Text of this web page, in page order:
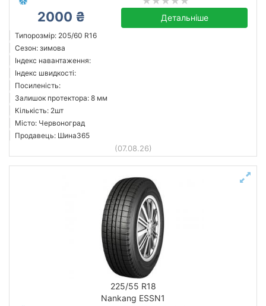
2000 ₴ Детальніше
Типорозмір: 205/60 R16
Сезон: зимова
Індекс навантаження:
Індекс швидкості:
Посиленість:
Залишок протектора: 8 мм
Кількість: 2шт
Місто: Червоноград
Продавець: Шина365
(07.08.26)
225/55 R18
Nankang ESSN1